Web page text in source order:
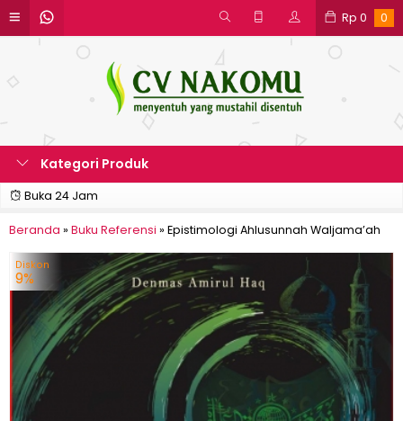
Rp 0 0
Kategori Produk
Buka 24 Jam
Beranda » Buku Referensi » Epistimologi Ahlusunnah Waljama’ah
Diskon
9%